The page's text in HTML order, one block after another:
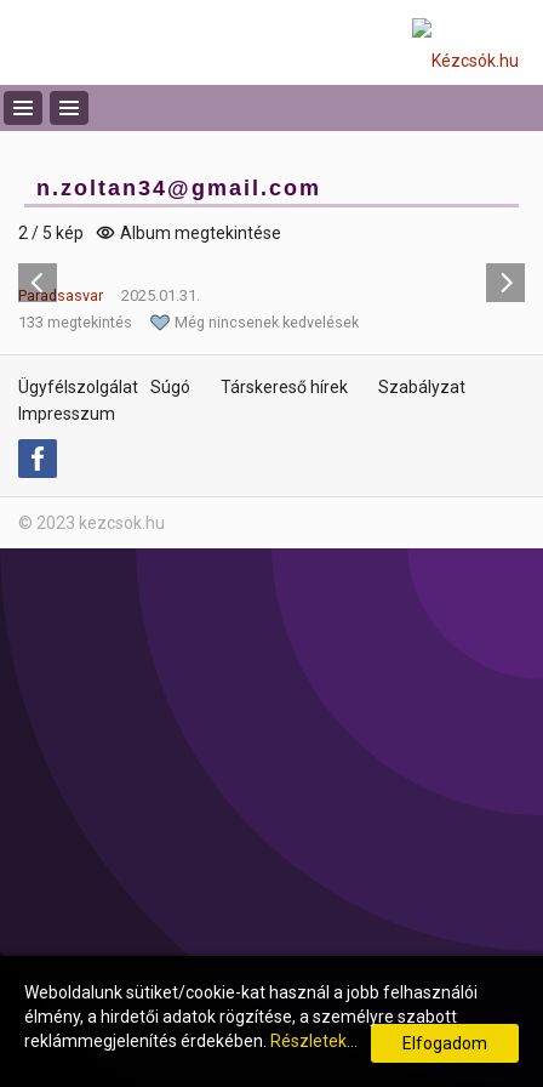
n.zoltan34@gmail.com
2 / 5 kép Album megtekintése
Paradsasvar
2025.01.31.
133 megtekintés
Még nincsenek kedvelések
Ügyfélszolgálat Súgó Társkereső hírek
Szabályzat
Impresszum
© 2023 kezcsok.hu
Weboldalunk sütiket/cookie-kat használ a jobb felhasználói
élmény, a hirdetői adatok rögzítése, a személyre szabott
reklámmegjelenítés érdekében. Részletek... Elfogadom